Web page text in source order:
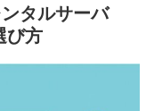
タルサーバ
び方